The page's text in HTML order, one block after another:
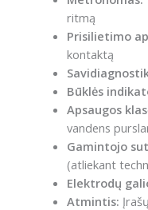
ritmą
Prisilietimo
kontaktą
Būklės
Apsaugos
vandens
Gamintojo
(atliekant
Elektrodų
Atmintis: